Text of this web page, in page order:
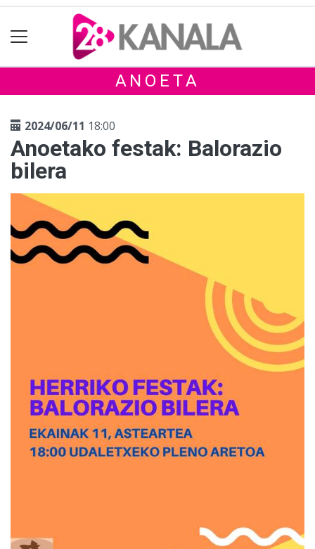
ANOETA
2024/06/11 18:00
Anoetako festak: Balorazio
bilera